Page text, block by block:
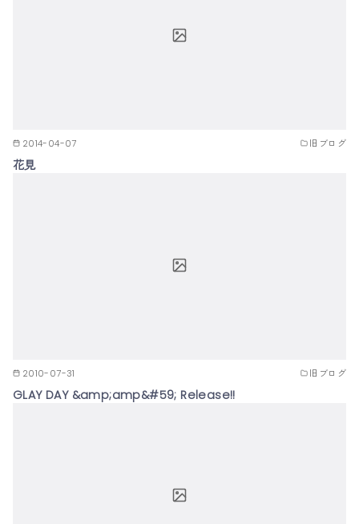
2014-04-07 旧ブログ
花見
2010-07-31 旧ブログ
GLAY DAY &amp;amp&#59; Release!!